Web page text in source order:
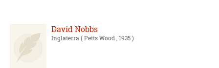
David Nobbs
Inglaterra( Petts Wood , 1935 )